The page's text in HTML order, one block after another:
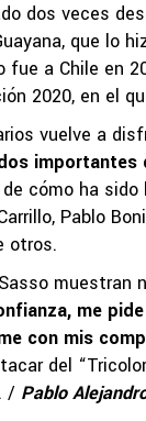
dos veces
que lo
fue a Chile en
2020, en el
vuelve a
importantes
cómo ha
Pablo
otros.
me
con mis
del
. / Pablo